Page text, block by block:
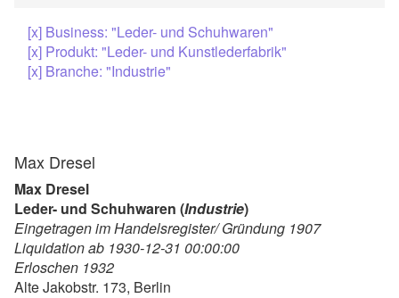
[x] Business: "Leder- und Schuhwaren"
[x] Produkt: "Leder- und Kunstlederfabrik"
[x] Branche: "Industrie"
Max Dresel
Max Dresel
Leder- und Schuhwaren (Industrie)
Eingetragen im Handelsregister/ Gründung 1907
Liquidation ab 1930-12-31 00:00:00
Erloschen 1932
Alte Jakobstr. 173, Berlin